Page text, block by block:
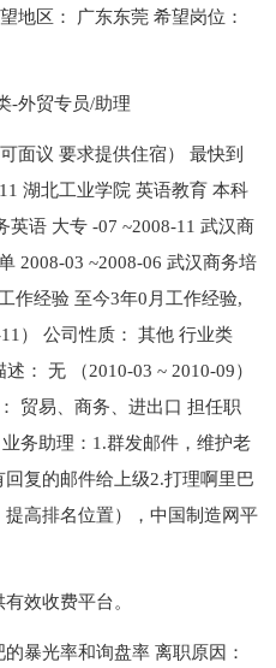
地区： 广东东莞 希望岗位：
-外贸专员/助理
面议 要求提供住宿） 最快到
湖北工业学院 英语教育 本科
英语 大专 -07 ~2008-11 武汉商
2008-03 ~2008-06 武汉商务培
作经验 至今3年0月工作经验,
） 公司性质： 其他 行业类
： 无 （2010-03 ~ 2010-09）
贸易、商务、进出口 担任职
务助理：1.群发邮件，维护老
复的邮件给上级2.打理啊里巴
高排名位置），中国制造网平
效收费平台。
暴光率和询盘率 离职原因：